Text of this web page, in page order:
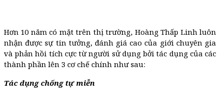
Hơn 10 năm có mặt trên thị trường, Hoàng Thấp Linh luôn
nhận được sự tin tưởng, đánh giá cao của giới chuyên gia
và phản hồi tích cực từ người sử dụng bởi tác dụng của các
thành phần lên 3 cơ chế chính như sau:
Tác dụng chống tự miễn